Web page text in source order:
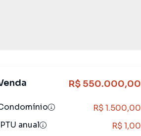
R$ 550.000,00
R$ 1.500,00
anual
R$ 1,00